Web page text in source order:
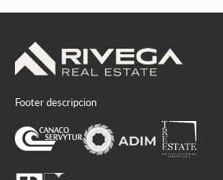
Footer descripcion